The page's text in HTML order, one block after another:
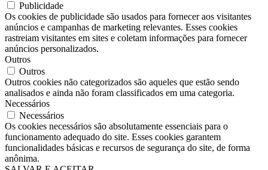
Publicidade
Os cookies de publicidade são usados ​​para fornecer aos visitantes
anúncios e campanhas de marketing relevantes. Esses cookies
rastreiam visitantes em sites e coletam informações para fornecer
anúncios personalizados.
Outros
Outros
Outros cookies não categorizados são aqueles que estão sendo
analisados ​​e ainda não foram classificados em uma categoria.
Necessários
Necessários
Os cookies necessários são absolutamente essenciais para o
funcionamento adequado do site. Esses cookies garantem
funcionalidades básicas e recursos de segurança do site, de forma
anônima.